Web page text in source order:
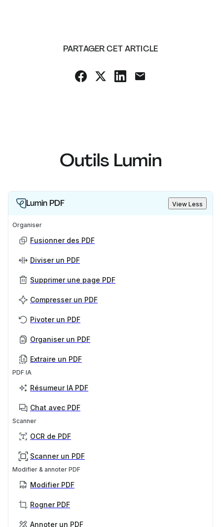
PARTAGER CET ARTICLE
Outils Lumin
Lumin PDF View Less
Organiser
Fusionner des PDF
Diviser un PDF
Supprimer une page PDF
Compresser un PDF
Pivoter un PDF
Organiser un PDF
Extraire un PDF
PDF IA
Résumeur IA PDF
Chat avec PDF
Scanner
OCR de PDF
Scanner un PDF
Modifier & annoter PDF
Modifier PDF
Rogner PDF
Annoter un PDF